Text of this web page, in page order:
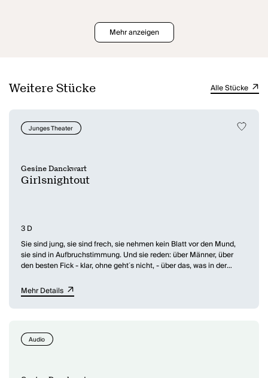
Mehr anzeigen
Weitere Stücke Alle Stücke
Junges Theater
Gesine Danckwart
Girlsnightout
3 D
Sie sind jung, sie sind frech, sie nehmen kein Blatt vor den Mund,
sie sind in Aufbruchstimmung. Und sie reden: über Männer, über
den besten Fick - klar, ohne geht´s nicht, - über das, was in der
über die kleinen Dinge des Lebens, die wilden Sachen im Kopf und
die Gefühle im Bauch - hat schon mal jemand "mein Blütenstengel"
zu dir gesagt? -, über Klamotten, Schuhe, den persönlichen Stil. Sie
suchen Zärtlichkeit und Bestätigung. Sie wollen sich amüsieren. Am
besten noch heute Abend. Ganz normale junge Frauen eben in
Mehr Details
Audio